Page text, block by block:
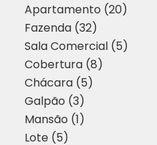
Apartamento (20)
Fazenda (32)
Sala Comercial (5)
Cobertura (8)
Chácara (5)
Galpão (3)
Mansão (1)
Lote (5)